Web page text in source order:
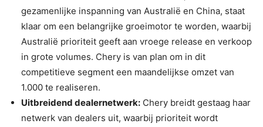
gezamenlijke inspanning van Australië en China, staat
klaar om een belangrijke groeimotor te worden, waarbij
Australië prioriteit geeft aan vroege release en verkoop
in grote volumes. Chery is van plan om in dit
competitieve segment een maandelijkse omzet van
1.000 te realiseren.
Uitbreidend dealernetwerk: Chery breidt gestaag haar
netwerk van dealers uit, waarbij prioriteit wordt